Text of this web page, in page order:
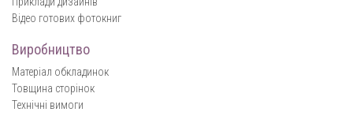
Відео готових фотокниг
Виробництво
Матеріал обкладинок
Товщина сторінок
Технічні вимоги